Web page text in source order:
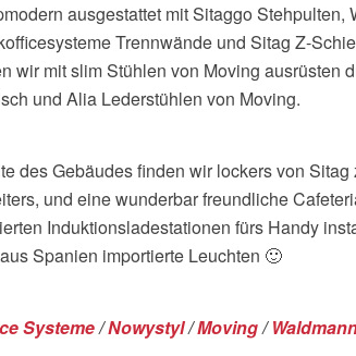
ausgestattet mit Sitaggo
Trennwände und Sitag Z-
wir mit slim Stühlen von Moving ausrüsten
und Alia Lederstühlen von Moving.
des Gebäudes finden wir lockers von
und eine wunderbar freundliche
Induktionsladestationen fürs Handy
Spanien importierte Leuchten 🙂
Systeme/Nowystyl/Moving/